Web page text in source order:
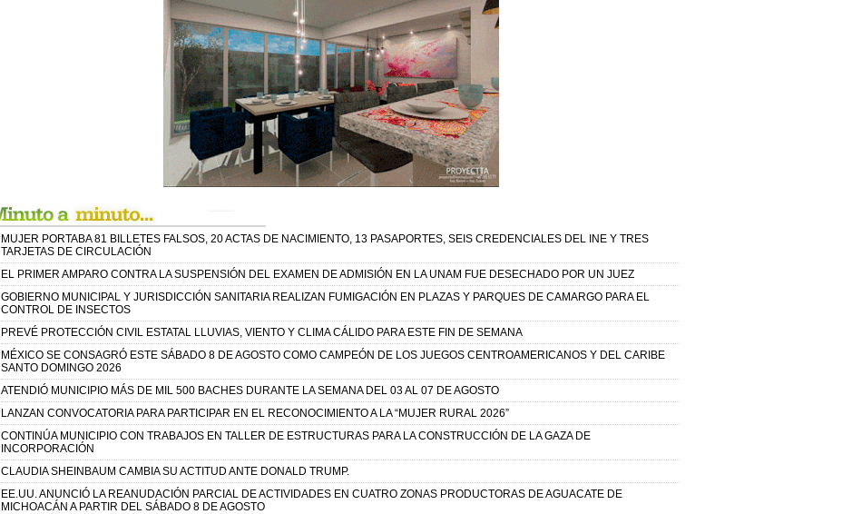
MUJER PORTABA 81 BILLETES FALSOS, 20 ACTAS DE NACIMIENTO, 13 PASAPORTES, SEIS CREDENCIALES DEL INE Y TRES
TARJETAS DE CIRCULACIÓN
EL PRIMER AMPARO CONTRA LA SUSPENSIÓN DEL EXAMEN DE ADMISIÓN EN LA UNAM FUE DESECHADO POR UN JUEZ
GOBIERNO MUNICIPAL Y JURISDICCIÓN SANITARIA REALIZAN FUMIGACIÓN EN PLAZAS Y PARQUES DE CAMARGO PARA EL
CONTROL DE INSECTOS
PREVÉ PROTECCIÓN CIVIL ESTATAL LLUVIAS, VIENTO Y CLIMA CÁLIDO PARA ESTE FIN DE SEMANA
MÉXICO SE CONSAGRÓ ESTE SÁBADO 8 DE AGOSTO COMO CAMPEÓN DE LOS JUEGOS CENTROAMERICANOS Y DEL CARIBE
SANTO DOMINGO 2026
ATENDIÓ MUNICIPIO MÁS DE MIL 500 BACHES DURANTE LA SEMANA DEL 03 AL 07 DE AGOSTO
LANZAN CONVOCATORIA PARA PARTICIPAR EN EL RECONOCIMIENTO A LA “MUJER RURAL 2026”
CONTINÚA MUNICIPIO CON TRABAJOS EN TALLER DE ESTRUCTURAS PARA LA CONSTRUCCIÓN DE LA GAZA DE
INCORPORACIÓN
CLAUDIA SHEINBAUM CAMBIA SU ACTITUD ANTE DONALD TRUMP.
EE.UU. ANUNCIÓ LA REANUDACIÓN PARCIAL DE ACTIVIDADES EN CUATRO ZONAS PRODUCTORAS DE AGUACATE DE
MICHOACÁN A PARTIR DEL SÁBADO 8 DE AGOSTO